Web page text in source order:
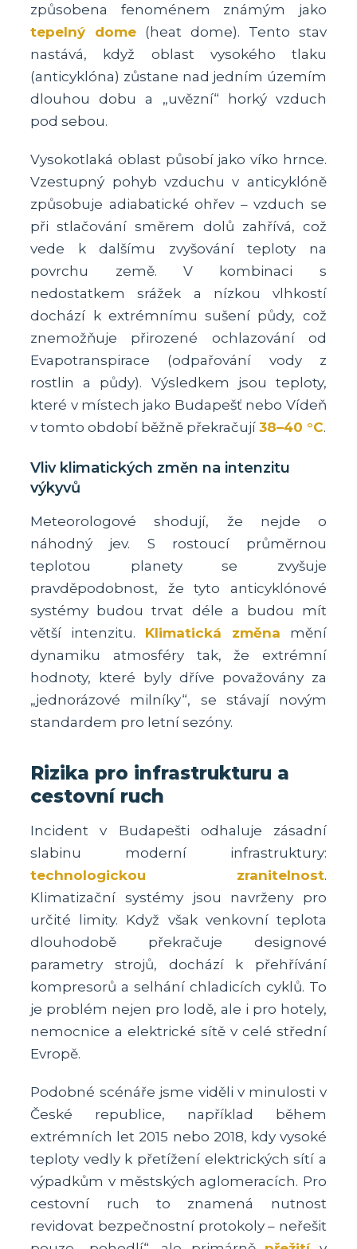
způsobena fenoménem známým jako
tepelný dome (heat dome). Tento stav
nastává, když oblast vysokého tlaku
(anticyklóna) zůstane nad jedním územím
dlouhou dobu a „uvězní“ horký vzduch
pod sebou.
Vysokotlaká oblast působí jako víko hrnce.
Vzestupný pohyb vzduchu v anticyklóně
způsobuje adiabatické ohřev – vzduch se
při stlačování směrem dolů zahřívá, což
vede k dalšímu zvyšování teploty na
povrchu země. V kombinaci s
nedostatkem srážek a nízkou vlhkostí
dochází k extrémnímu sušení půdy, což
znemožňuje přirozené ochlazování od
Evapotranspirace (odpařování vody z
rostlin a půdy). Výsledkem jsou teploty,
které v místech jako Budapešť nebo Vídeň
v tomto období běžně překračují38–40 °C.
Vliv klimatických změn na intenzitu
výkyvů
Meteorologové shodují, že nejde o
náhodný jev. S rostoucí průměrnou
teplotou planety se zvyšuje
pravděpodobnost, že tyto anticyklónové
systémy budou trvat déle a budou mít
větší intenzitu. Klimatická změna mění
dynamiku atmosféry tak, že extrémní
hodnoty, které byly dříve považovány za
„jednorázové milníky“, se stávají novým
standardem pro letní sezóny.
Rizika pro infrastrukturu a
cestovní ruch
Incident v Budapešti odhaluje zásadní
slabinu moderní infrastruktury:
technologickou zranitelnost.
Klimatizační systémy jsou navrženy pro
určité limity. Když však venkovní teplota
dlouhodobě překračuje designové
parametry strojů, dochází k přehřívání
kompresorů a selhání chladicích cyklů. To
je problém nejen pro lodě, ale i pro hotely,
nemocnice a elektrické sítě v celé střední
Evropě.
Podobné scénáře jsme viděli v minulosti v
České republice, například během
extrémních let 2015 nebo 2018, kdy vysoké
teploty vedly k přetížení elektrických sítí a
výpadkům v městských aglomeracích. Pro
cestovní ruch to znamená nutnost
revidovat bezpečnostní protokoly – neřešit